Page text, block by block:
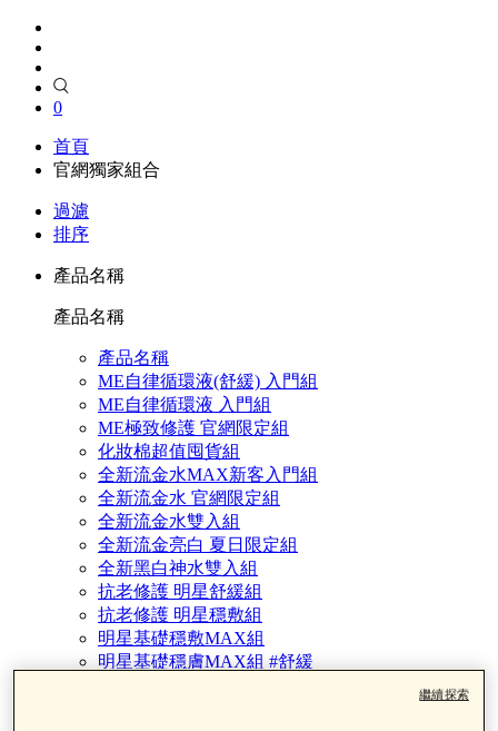
0
首頁
官網獨家組合
過濾
排序
產品名稱
產品名稱
產品名稱
ME自律循環液(舒緩) 入門組
ME自律循環液 入門組
ME極致修護 官網限定組
化妝棉超值囤貨組
全新流金水MAX新客入門組
全新流金水 官網限定組
全新流金水雙入組
全新流金亮白 夏日限定組
全新黑白神水雙入組
抗老修護 明星舒緩組
抗老修護 明星穩敷組
明星基礎穩敷MAX組
明星基礎穩膚MAX組 #舒緩
繼續探索